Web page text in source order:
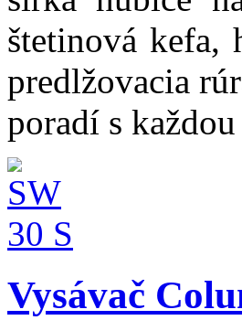
štetinová kefa,
predlžovacia
poradí s
Vysávač